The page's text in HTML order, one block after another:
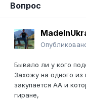
Вопрос
Бывало ли у кого
Захожу на одного
закупается АА и
гиране,